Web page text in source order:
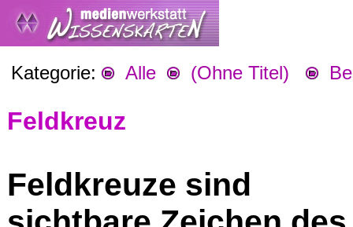
Kategorie: Alle (Ohne Titel)
Feldkreuz
Feldkreuze sind